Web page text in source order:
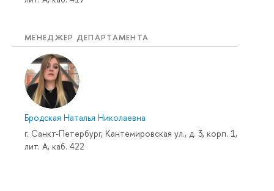
МЕНЕДЖЕР ДЕПАРТАМЕНТА
Бродская Наталья Николаевна
г. Санкт-Петербург, Кантемировская ул., д. 3, корп. 1,
лит. А, каб. 422